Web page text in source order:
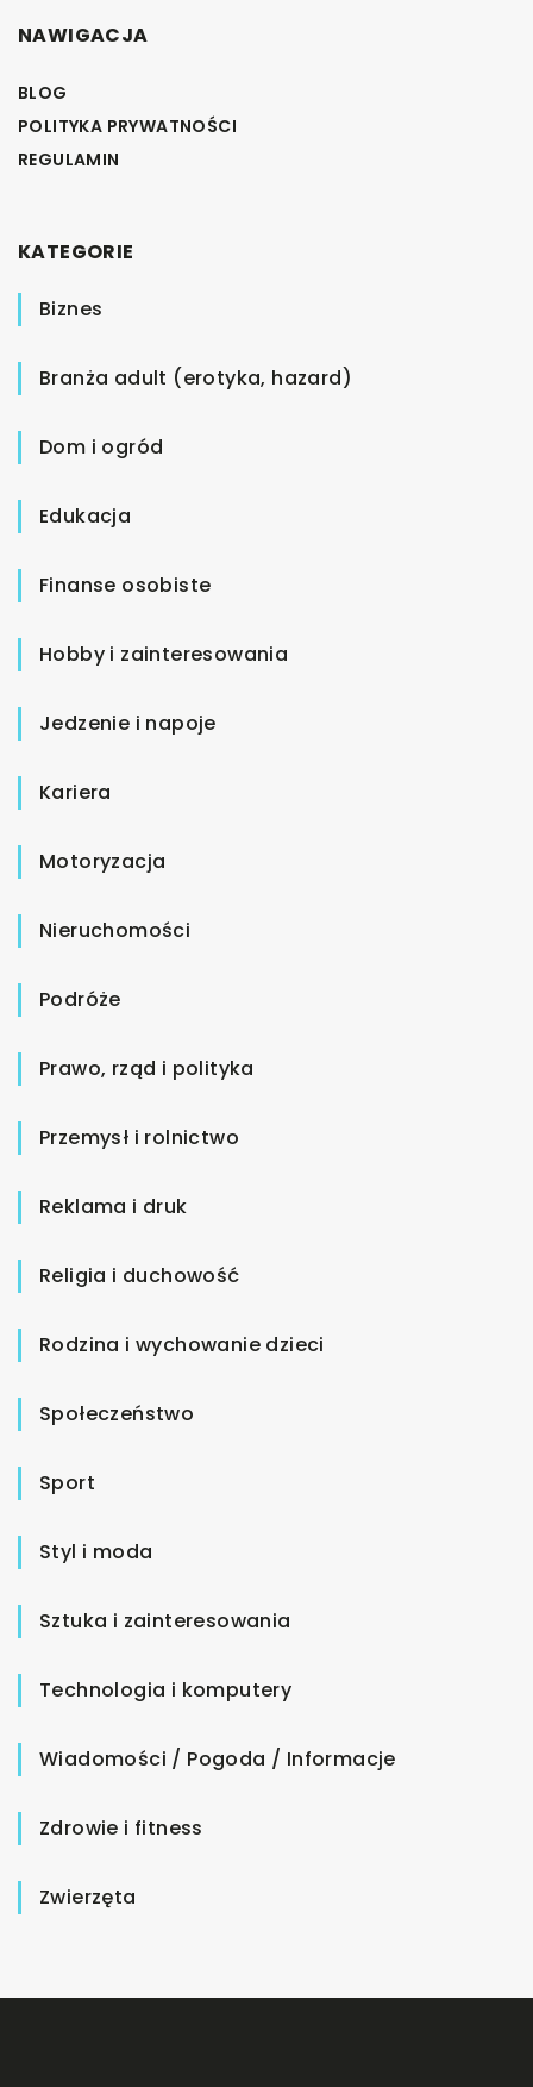
NAWIGACJA
BLOG
POLITYKA PRYWATNOŚCI
REGULAMIN
KATEGORIE
Biznes
Branża adult (erotyka, hazard)
Dom i ogród
Edukacja
Finanse osobiste
Hobby i zainteresowania
Jedzenie i napoje
Kariera
Motoryzacja
Nieruchomości
Podróże
Prawo, rząd i polityka
Przemysł i rolnictwo
Reklama i druk
Religia i duchowość
Rodzina i wychowanie dzieci
Społeczeństwo
Sport
Styl i moda
Sztuka i zainteresowania
Technologia i komputery
Wiadomości / Pogoda / Informacje
Zdrowie i fitness
Zwierzęta